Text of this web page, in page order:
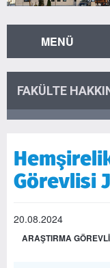
MENÜ
FAKÜLTE
Görevlisi
20.08.2024
ARAŞTIRMA